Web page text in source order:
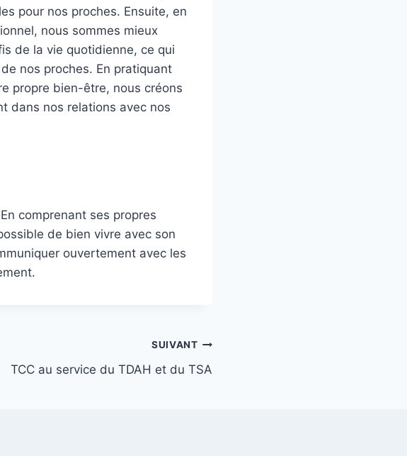
pour nos proches. Ensuite, en
nous sommes mieux
de la vie quotidienne, ce qui
nos proches. En pratiquant
propre bien-être, nous créons
dans nos relations avec nos
comprenant ses propres
de bien vivre avec son
ouvertement avec les
SUIVANT
TCC au service du TDAH et du TSA